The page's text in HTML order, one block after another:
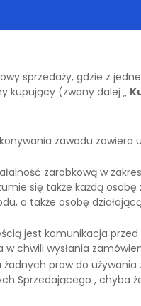
sprzedaży, gdzie z
kupujący (zwany dalej „
zawodu zawiera
zarobkową w
się także każdą
a także osobę
jest komunikacja
chwili wysłania
praw do
Sprzedającego , chyba